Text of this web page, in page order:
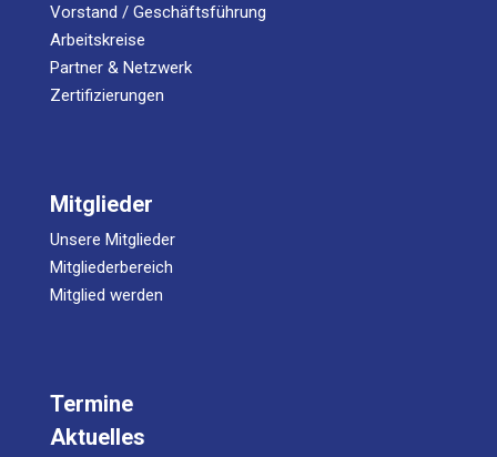
Vorstand / Geschäftsführung
Arbeitskreise
Partner & Netzwerk
Zertifizierungen
Mitglieder
Unsere Mitglieder
Mitgliederbereich
Mitglied werden
Termine
Aktuelles